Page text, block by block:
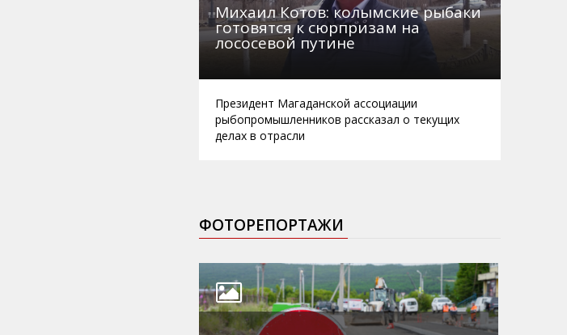
Михаил Котов: колымские рыбаки
готовятся к сюрпризам на
лососевой путине
Президент Магаданской ассоциации
рыбопромышленников рассказал о текущих
делах в отрасли
ФОТОРЕПОРТАЖИ